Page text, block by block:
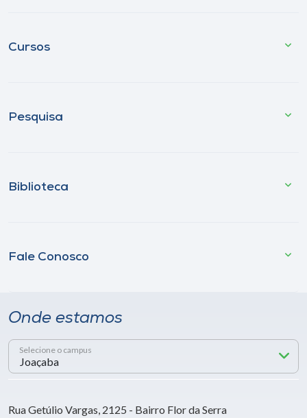
Cursos
Pesquisa
Biblioteca
Fale Conosco
Onde estamos
Selecione o campus
Rua Getúlio Vargas, 2125 - Bairro Flor da Serra